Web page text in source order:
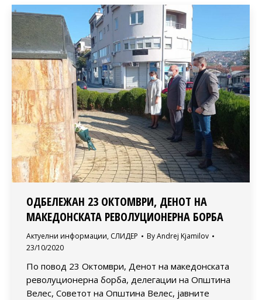
ОДБЕЛЕЖАН 23 ОКТОМВРИ, ДЕНОТ НА
МАКЕДОНСКАТА РЕВОЛУЦИОНЕРНА БОРБА
Актуелни информации, СЛИДЕР ByAndrej Kjamilov
23/10/2020
По повод 23 Октомври, Денот на македонската
револуционерна борба, делегации на Општина
Велес, Советот на Општина Велес, јавните